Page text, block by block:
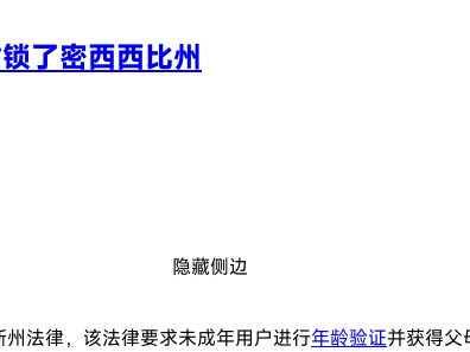
了密西西比州
隐藏侧边
法律，该法律要求未成年用户进行年龄验证并获得父